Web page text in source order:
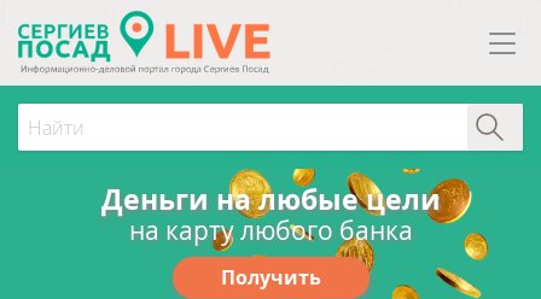
Деньги на любые цели
на карту любого банка
Получить